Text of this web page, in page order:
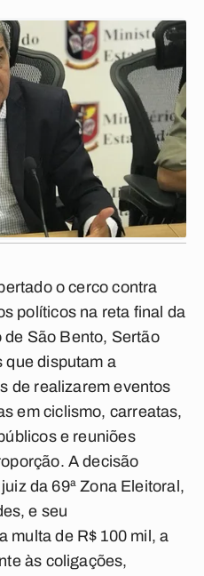
o cerco contra
políticos na reta final da
São Bento, Sertão
que disputam a
de realizarem eventos
em ciclismo, carreatas,
e reuniões
A decisão
da 69ª Zona Eleitoral,
e seu
multa de R$ 100 mil, a
às coligações,